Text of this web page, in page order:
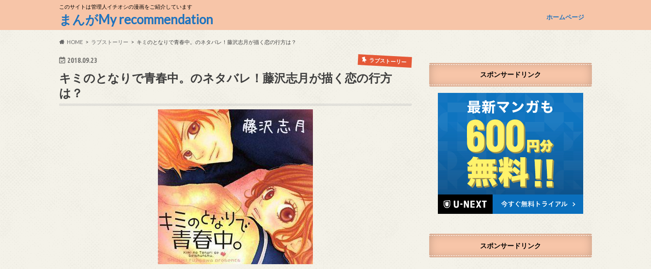
このサイトは管理人イチオシの漫画をご紹介しています
まんがMy recommendation ホームページ
HOME ラブストーリー キミのとなりで青春中。のネタバレ！藤沢志月が描く恋の行方は？
2018.09.23 ラブストーリー
キミのとなりで青春中。のネタバレ！藤沢志月が描く恋の行方
は？
スポンサードリンク
スポンサードリンク